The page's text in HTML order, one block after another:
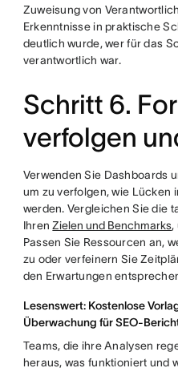
Zuweisung von
Erkenntnisse in praktische
deutlich wurde, wer für das
verantwortlich war.
Schritt 6.
verfolgen
Verwenden Sie Dashboards
um zu verfolgen, wie Lücken
werden. Vergleichen Sie die
IhrenZielen und Benchmarks,
Passen Sie Ressourcen an,
zu oder verfeinern Sie
den Erwartungen
Lesenswert: Kostenlose
Überwachung für SEO-
Teams, die ihre Analysen
heraus, was funktioniert und